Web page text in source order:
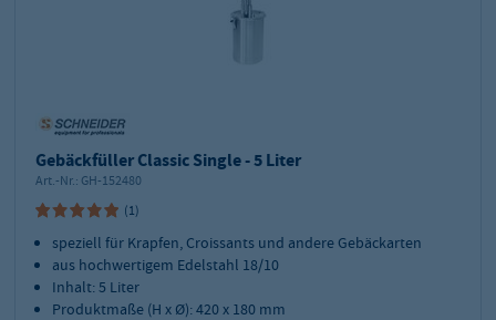
Gebäckfüller Classic Single - 5 Liter
Art.-Nr.: GH-152480
(1)
speziell für Krapfen, Croissants und andere Gebäckarten
aus hochwertigem Edelstahl 18/10
Inhalt: 5 Liter
Produktmaße (H x Ø): 420 x 180 mm